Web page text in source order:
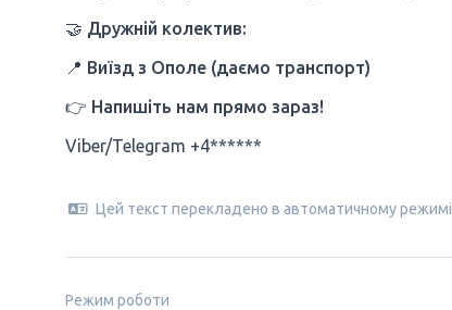
🤝 Дружній колектив:
📍 Виїзд з Ополе (даємо транспорт)
👉 Напишіть нам прямо зараз!
Viber/Telegram +4******
Цей текст перекладено в автоматичному режимі
Режим роботи